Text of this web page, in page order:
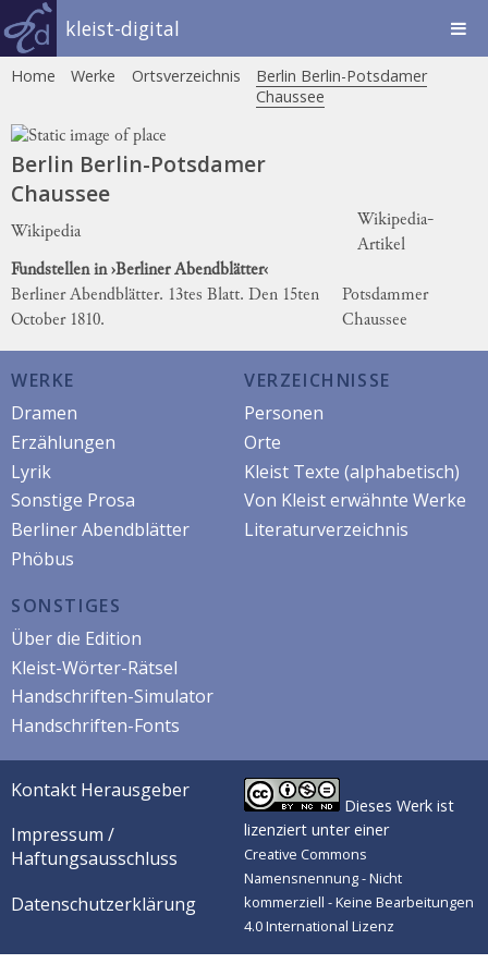
kleist-digital
Home Werke Ortsverzeichnis
Berlin Berlin-Potsdamer
Chaussee
Berlin Berlin-Potsdamer
Chaussee
Wikipedia
Wikipedia-
Artikel
Fundstellen in ›Berliner Abendblätter‹
Berliner Abendblätter. 13tes Blatt. Den 15ten
October 1810.
Potsdammer
Chaussee
WERKE
Dramen
Erzählungen
Lyrik
Sonstige Prosa
Berliner Abendblätter
Phöbus
VERZEICHNISSE
Personen
Orte
Kleist Texte (alphabetisch)
Von Kleist erwähnte Werke
Literaturverzeichnis
SONSTIGES
Über die Edition
Kleist-Wörter-Rätsel
Handschriften-Simulator
Handschriften-Fonts
Kontakt Herausgeber
Impressum /
Haftungsausschluss
Datenschutzerklärung
Dieses Werk ist
lizenziert unter einer
Creative Commons
Namensnennung - Nicht
kommerziell - Keine Bearbeitungen
4.0 International Lizenz